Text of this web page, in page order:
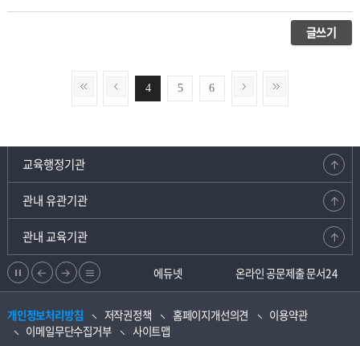
글쓰기
4 5 6
교육행정기관
관내 유관기관
관내 교육기관
정
지
이
전
으
로
다
음
으
로
리
스
트
강원교육청지부 에듀넷 온라인 공문제출 문서24
개인정보처리방침 저작권정책 홈페이지개선의견
이용약관
이메일무단수집거부
사이트맵